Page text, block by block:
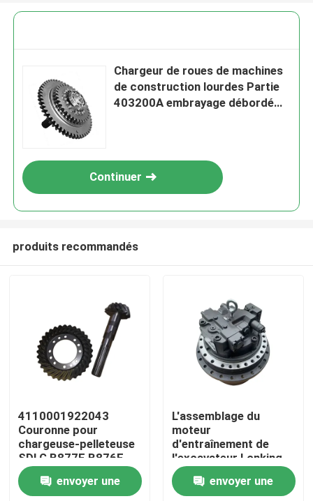
Aperçu
Produits
A propos de nous
Chargeur de roues de machines
de construction lourdes Partie
403200A embrayage débordé
Continuer
produits recommandés
4110001922043
Couronne pour
chargeuse-pelleteuse
SDLG B877F B876F
Pièces de rechange
envoyer une
L'assemblage du
moteur
d'entraînement de
l'excavateur Lonking
LG6360 original avec
une garantie d'un an
envoyer une